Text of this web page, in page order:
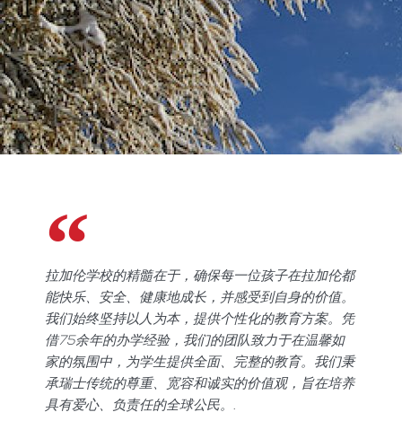
拉加伦学校的精髓在于，确保每一位孩子在拉加伦都
能快乐、安全、健康地成长，并感受到自身的价值。
我们始终坚持以人为本，提供个性化的教育方案。凭
借75余年的办学经验，我们的团队致力于在温馨如
家的氛围中，为学生提供全面、完整的教育。我们秉
承瑞士传统的尊重、宽容和诚实的价值观，旨在培养
具有爱心、负责任的全球公民。.